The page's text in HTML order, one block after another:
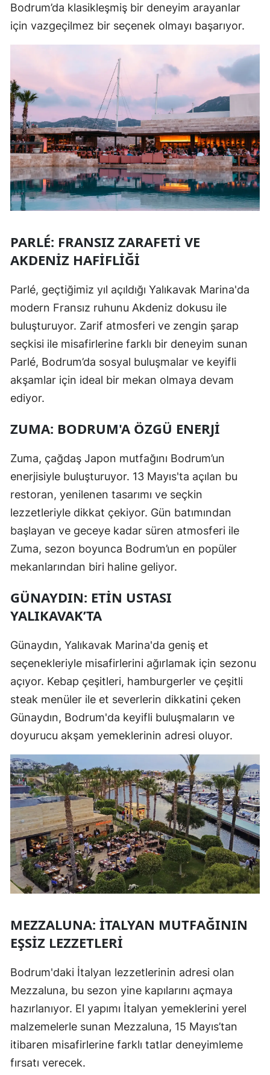
Bodrum’da klasikleşmiş bir deneyim arayanlar
için vazgeçilmez bir seçenek olmayı başarıyor.
PARLÉ: FRANSIZ ZARAFETI VE
AKDENIZ HAFIFLIĞI
Parlé, geçtiğimiz yıl açıldığı Yalıkavak Marina'da
modern Fransız ruhunu Akdeniz dokusu ile
buluşturuyor. Zarif atmosferi ve zengin şarap
seçkisi ile misafirlerine farklı bir deneyim sunan
Parlé, Bodrum’da sosyal buluşmalar ve keyifli
akşamlar için ideal bir mekan olmaya devam
ediyor.
ZUMA: BODRUM'A ÖZGÜ ENERJI
Zuma, çağdaş Japon mutfağını Bodrum’un
enerjisiyle buluşturuyor. 13 Mayıs'ta açılan bu
restoran, yenilenen tasarımı ve seçkin
lezzetleriyle dikkat çekiyor. Gün batımından
başlayan ve geceye kadar süren atmosferi ile
Zuma, sezon boyunca Bodrum’un en popüler
mekanlarından biri haline geliyor.
GÜNAYDIN: ETIN USTASI
YALIKAVAK’TA
Günaydın, Yalıkavak Marina'da geniş et
seçenekleriyle misafirlerini ağırlamak için sezonu
açıyor. Kebap çeşitleri, hamburgerler ve çeşitli
steak menüler ile et severlerin dikkatini çeken
Günaydın, Bodrum'da keyifli buluşmaların ve
doyurucu akşam yemeklerinin adresi oluyor.
MEZZALUNA: İTALYAN MUTFAĞININ
EŞSIZ LEZZETLERI
Bodrum'daki İtalyan lezzetlerinin adresi olan
Mezzaluna, bu sezon yine kapılarını açmaya
hazırlanıyor. El yapımı İtalyan yemeklerini yerel
malzemelerle sunan Mezzaluna, 15 Mayıs’tan
itibaren misafirlerine farklı tatlar deneyimleme
fırsatı verecek.